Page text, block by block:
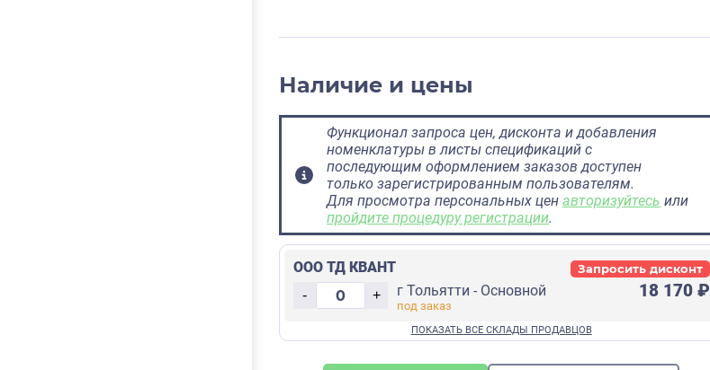
Наличие и цены
Функционал запроса цен, дисконта и добавления
номенклатуры в листы спецификаций с
последующим оформлением заказов доступен
только зарегистрированным пользователям.
Для просмотра персональных цен авторизуйтесь или
пройдите процедуру регистрации.
ООО ТД КВАНТ
- + г Тольятти - Основной 18 170 ₽
Запросить дисконт